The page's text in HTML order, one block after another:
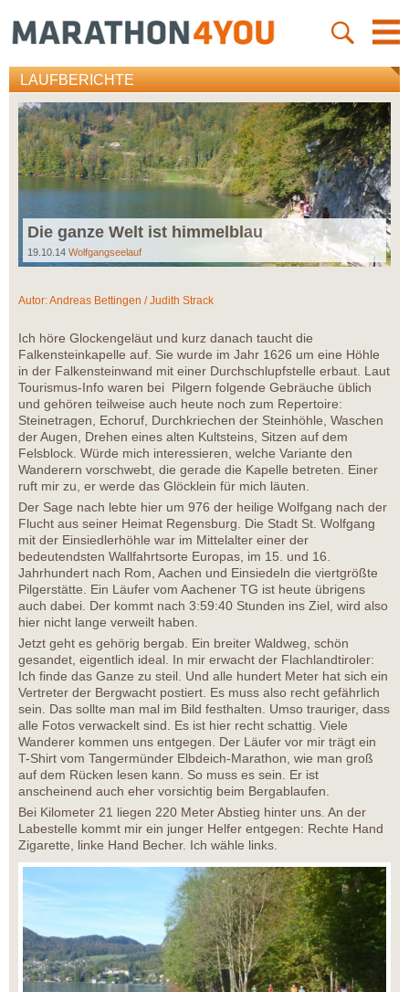
LAUFBERICHTE
Die ganze Welt ist himmelblau
19.10.14 Wolfgangseelauf
Autor:Andreas Bettingen / Judith Strack
Ich höre Glockengeläut und kurz danach taucht die
Falkensteinkapelle auf. Sie wurde im Jahr 1626 um eine Höhle
in der Falkensteinwand mit einer Durchschlupfstelle erbaut. Laut
Tourismus-Info waren bei Pilgern folgende Gebräuche üblich
und gehören teilweise auch heute noch zum Repertoire:
Steinetragen, Echoruf, Durchkriechen der Steinhöhle, Waschen
der Augen, Drehen eines alten Kultsteins, Sitzen auf dem
Felsblock. Würde mich interessieren, welche Variante den
Wanderern vorschwebt, die gerade die Kapelle betreten. Einer
ruft mir zu, er werde das Glöcklein für mich läuten.
Der Sage nach lebte hier um 976 der heilige Wolfgang nach der
Flucht aus seiner Heimat Regensburg. Die Stadt St. Wolfgang
mit der Einsiedlerhöhle war im Mittelalter einer der
bedeutendsten Wallfahrtsorte Europas, im 15. und 16.
Jahrhundert nach Rom, Aachen und Einsiedeln die viertgrößte
Pilgerstätte. Ein Läufer vom Aachener TG ist heute übrigens
auch dabei. Der kommt nach 3:59:40 Stunden ins Ziel, wird also
hier nicht lange verweilt haben.
Jetzt geht es gehörig bergab. Ein breiter Waldweg, schön
gesandet, eigentlich ideal. In mir erwacht der Flachlandtiroler:
Ich finde das Ganze zu steil. Und alle hundert Meter hat sich ein
Vertreter der Bergwacht postiert. Es muss also recht gefährlich
sein. Das sollte man mal im Bild festhalten. Umso trauriger, dass
alle Fotos verwackelt sind. Es ist hier recht schattig. Viele
Wanderer kommen uns entgegen. Der Läufer vor mir trägt ein
T-Shirt vom Tangermünder Elbdeich-Marathon, wie man groß
auf dem Rücken lesen kann. So muss es sein. Er ist
anscheinend auch eher vorsichtig beim Bergablaufen.
Bei Kilometer 21 liegen 220 Meter Abstieg hinter uns. An der
Labestelle kommt mir ein junger Helfer entgegen: Rechte Hand
Zigarette, linke Hand Becher. Ich wähle links.